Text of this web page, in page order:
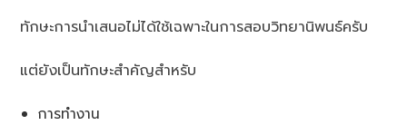
ทักษะการนำเสนอไม่ได้ใช้เฉพาะในการสอบวิทยานิพนธ์ครับ
แต่ยังเป็นทักษะสำคัญสำหรับ
การทำงาน